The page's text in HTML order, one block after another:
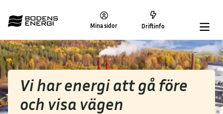
Mina sidor Driftinfo
Vi har energi att gå före
och visa vägen